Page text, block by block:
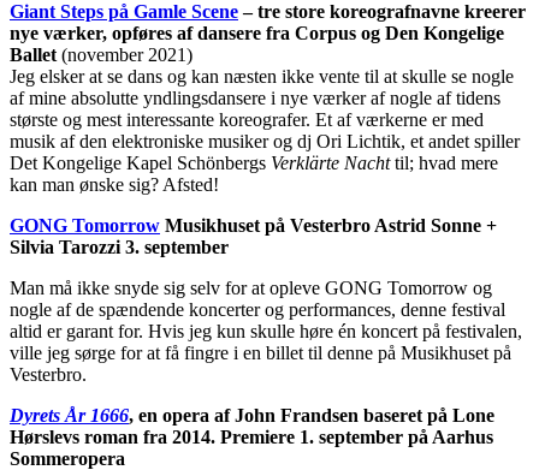
Giant Steps på Gamle Scene– tre store koreografnavne kreerer
nye værker, opføres af dansere fra Corpus og Den Kongelige
Ballet(november 2021)
Jeg elsker at se dans og kan næsten ikke vente til at skulle se nogle
af mine absolutte yndlingsdansere i nye værker af nogle af tidens
største og mest interessante koreografer. Et af værkerne er med
musik af den elektroniske musiker og dj Ori Lichtik, et andet spiller
Det Kongelige Kapel Schönbergs Verklärte Nachttil; hvad mere
kan man ønske sig? Afsted!
GONG Tomorrow Musikhuset på Vesterbro Astrid Sonne +
Silvia Tarozzi 3. september
Man må ikke snyde sig selv for at opleve GONG Tomorrow og
nogle af de spændende koncerter og performances, denne festival
altid er garant for. Hvis jeg kun skulle høre én koncert på festivalen,
ville jeg sørge for at få fingre i en billet til denne på Musikhuset på
Vesterbro.
Dyrets År 1666, en opera af John Frandsen baseret på Lone
Hørslevs roman fra 2014. Premiere 1. september på Aarhus
Sommeropera